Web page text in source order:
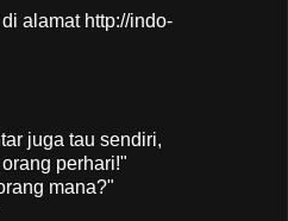
alamat http://indo-
juga tau sendiri,
perhari!"
mana?"